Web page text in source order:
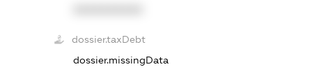
dossier.taxDebt
dossier.missingData